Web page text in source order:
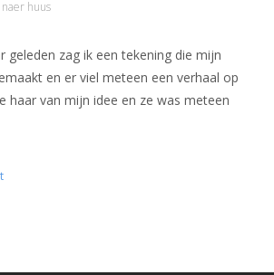
huus
geleden zag ik een tekening die mijn
en er viel meteen een verhaal op
haar van mijn idee en ze was meteen